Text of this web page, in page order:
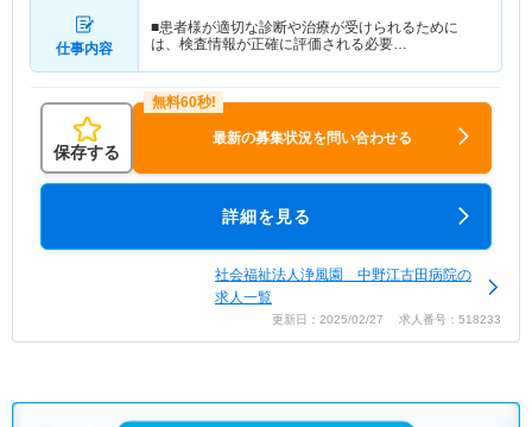
仕事内容
■患者様が適切な診断や治療が受けられるために
は、検査情報が正確に評価される必要…
保存する
最新の募集状況を問い合わせる
詳細を見る
社会福祉法人浄風園 中野江古田病院の
求人一覧
更新日：2025/02/27 求人番号：518233